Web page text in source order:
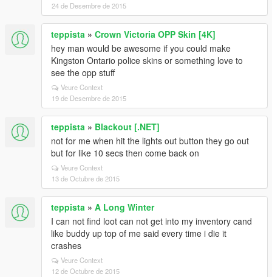
24 de Desembre de 2015
teppista » Crown Victoria OPP Skin [4K]
hey man would be awesome if you could make
Kingston Ontario police skins or something love to
see the opp stuff
Veure Context
19 de Desembre de 2015
teppista » Blackout [.NET]
not for me when hit the lights out button they go out
but for like 10 secs then come back on
Veure Context
13 de Octubre de 2015
teppista » A Long Winter
I can not find loot can not get into my inventory cand
like buddy up top of me said every time i die it
crashes
Veure Context
12 de Octubre de 2015